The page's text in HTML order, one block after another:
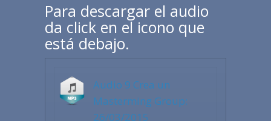
Para descargar el audio
da click en el icono que
está debajo.
Audio 9 Crea un
Masterming Group:
26/03/2015